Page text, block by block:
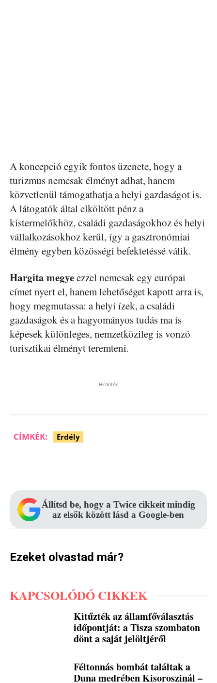
A koncepció egyik fontos üzenete, hogy a
turizmus nemcsak élményt adhat, hanem
közvetlenül támogathatja a helyi gazdaságot is.
A látogatók által elköltött pénz a
kistermelőkhöz, családi gazdaságokhoz és helyi
vállalkozásokhoz kerül, így a gasztronómiai
élmény egyben közösségi befektetéssé válik.
Hargita megyeezzel nemcsak egy európai
címet nyert el, hanem lehetőséget kapott arra is,
hogy megmutassa: a helyi ízek, a családi
gazdaságok és a hagyományos tudás ma is
képesek különleges, nemzetközileg is vonzó
turisztikai élményt teremteni.
Hirdetés
CÍMKÉK: Erdély
Állítsd be, hogy a Twice cikkeit mindig
az elsők között lásd a Google-ben
Ezeket olvastad már?
KAPCSOLÓDÓ CIKKEK
Kitűzték az államfőválasztás
időpontját: a Tisza szombaton
dönt a saját jelöltjéről
Féltonnás bombát találtak a
Duna medrében Kisoroszinál –